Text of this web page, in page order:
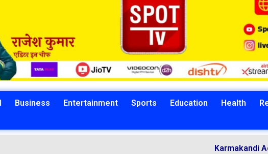
Business Entertainment Sports Education Health
Karmakandi Acharya